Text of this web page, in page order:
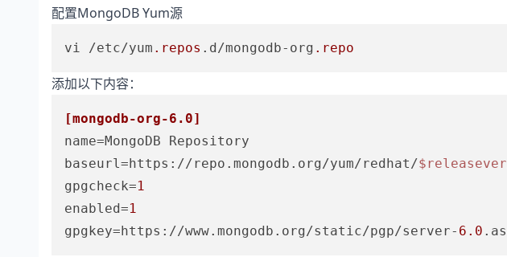
配置MongoDB Yum源
vi /etc/yum .repos .d/mongodb-org .repo
添加以下内容：
[mongodb-org-6.0]
name
baseurl=https://repo.mongodb.org/yum/redhat/$releasever
gpgcheck=1
enabled=1
gpgkey=https://www.mongodb.org/static/pgp/server- 6.0